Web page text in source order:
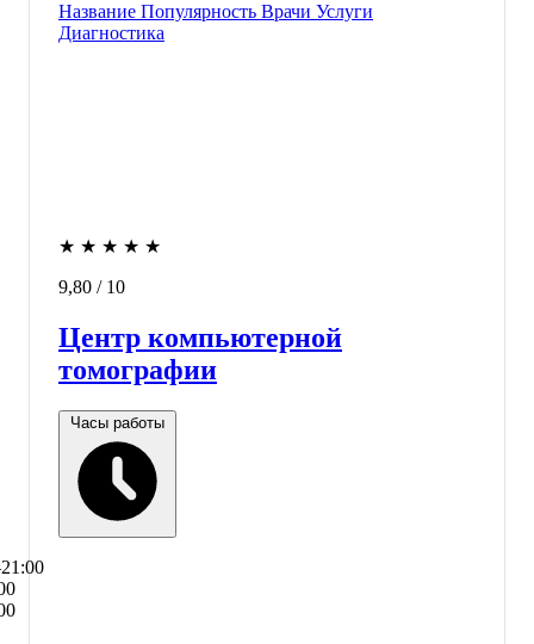
Название Популярность Врачи Услуги
Диагностика
★ ★ ★ ★ ★
9,80 / 10
Центр компьютерной
томографии
Часы работы